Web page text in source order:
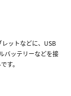
ットなどに、USB
バッテリーなどを接
す。